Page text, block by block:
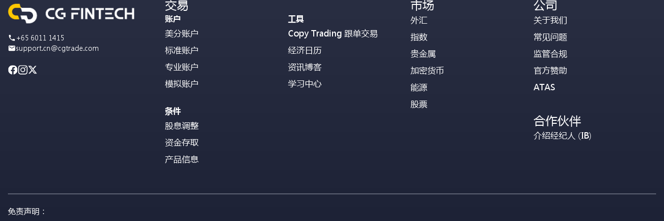
+65 6011 1415
support.cn@cgtrade.com
交易
账户
美分账户
标准账户
专业账户
模拟账户
条件
股息调整
资金存取
产品信息
工具
Copy Trading 跟单交易
经济日历
资讯博客
学习中心
市场
外汇
指数
贵金属
加密货币
能源
股票
公司
关于我们
常见问题
监管合规
官方赞助
ATAS
合作伙伴
介绍经纪人 (IB)
免责声明：